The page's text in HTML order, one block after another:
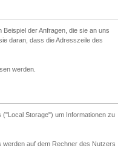
der Anfragen, die sie an uns
daran, dass die Adresszeile des
werden.
Storage") um Informationen zu
auf dem Rechner des Nutzers